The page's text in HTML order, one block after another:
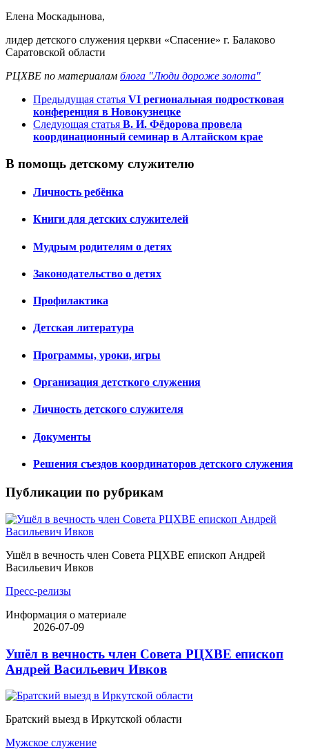
Елена Москадынова,
лидер детского служения церкви «Спасение» г. Балаково
Саратовской области
РЦХВЕ по материалам блога "Люди дороже золота"
Предыдущая статья VI региональная подростковая
конференция в Новокузнецке
Следующая статья В. И. Фёдорова провела
координационный семинар в Алтайском крае
В помощь детскому служителю
Личность ребёнка
Книги для детских служителей
Мудрым родителям о детях
Законодательство о детях
Профилактика
Детская литература
Программы, уроки, игры
Организация детсткого служения
Личность детского служителя
Документы
Решения съездов координаторов детского служения
Публикации по рубрикам
Ушёл в вечность член Совета РЦХВЕ епископ Андрей
Васильевич Ивков
Пресс-релизы
Информация о материале
2026-07-09
Ушёл в вечность член Совета РЦХВЕ епископ
Андрей Васильевич Ивков
Братский выезд в Иркутской области
Мужское служение